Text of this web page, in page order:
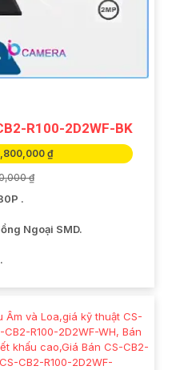
R100-2D2WF-BK
₫
₫
.
Ngoại SMD.